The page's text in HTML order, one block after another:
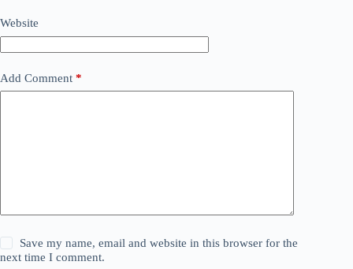
Website
Add Comment *
Save my name, email and website in this browser for the
next time I comment.